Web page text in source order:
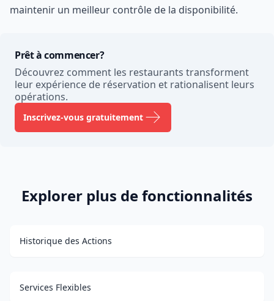
maintenir un meilleur contrôle de la disponibilité.
Prêt à commencer?
Découvrez comment les restaurants transforment
leur expérience de réservation et rationalisent leurs
opérations.
Inscrivez-vous gratuitement
Explorer plus de fonctionnalités
Historique des Actions
Services Flexibles